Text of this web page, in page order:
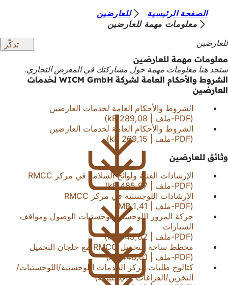
الانتقال إلى المحتوى
ت
ه
ن
ا
الصفحة الرئيسية
للعارضين
معلومات مهمة للعارضين
للعارضين
تذكّر
معلومات مهمة للعارضين
ستجد هنا معلومات مهمة حول مشاركتك في المعرض التجاري.
الشروط والأحكام العامة لشركة WICM GmbH لخدمات
العارضين
الشروط والأحكام العامة لخدمات العارضين
PDF-ملف
289,08 kB
الشروط والأحكام العامة لخدمات العارضين
PDF-ملف
269,15 kB
وثائق للعارضين
الإرشادات الفنية ولوائح السلامة في مركز RMCC
PDF-ملف
485,97 kB
الإرشادات اللوجستية في مركز RMCC
PDF-ملف
1,41 MB
حركة المرور اللوجستية لوجستيات الوصول ومواقف
السيارات
PDF-ملف
945,62 kB
مخطط ساحة التحميل RMCC مع خلجان التحميل
PDF-ملف
448,61 kB
كتالوج طلبات مركز الخدمات اللوجستية/اللوجستيات/
التخزين/الفراغات (بالإنجليزية)